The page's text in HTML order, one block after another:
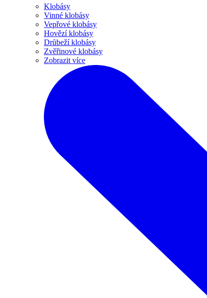
Klobásy
Vinné klobásy
Vepřové klobásy
Hovězí klobásy
Drůbeží klobásy
Zvěřinové klobásy
Zobrazit více